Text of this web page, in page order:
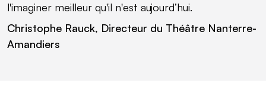
l'imaginer meilleur qu'il n'est aujourd’hui.
Christophe Rauck, Directeur du Théâtre Nanterre-
Amandiers